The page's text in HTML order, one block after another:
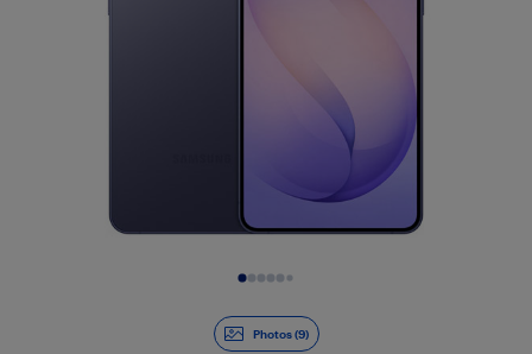
Photos (9)